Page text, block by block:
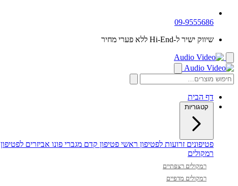
09-9555686
שיווק ישיר ל-Hi-End ללא פערי מחיר
דף הבית
קטגוריות
פטיפונים זרועות לפטיפון ראשי פטיפון קדם מגברי פונו אביזרים לפטיפון
רמקולים
רמקולים רצפתיים
רמקולים מדפיים